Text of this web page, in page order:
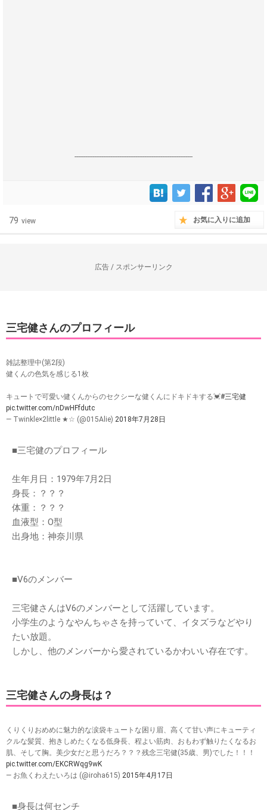
------------------------------------------------------------------
79 view お気に入りに追加
広告 / スポンサーリンク
三宅健さんのプロフィール
雑誌整理中(第2段)
健くんの色気を感じる1枚
キュートで可愛い健くんからのセクシーな健くんにドキドキする💓#三宅健
pic.twitter.com/nDwHFfdutc
— Twinkle×2little ★☆ (@015Alie) 2018年7月28日
■三宅健のプロフィール
生年月日：1979年7月2日
身長：？？？
体重：？？？
血液型：O型
出身地：神奈川県
■V6のメンバー
三宅健さんはV6のメンバーとして活躍しています。
小学生のようなやんちゃさを持っていて、イタズラなどやり
たい放題。
しかし、他のメンバーから愛されているかわいい存在です。
三宅健さんの身長は？
くりくりおめめに魅力的な涙袋キュートな困り眉、高くて甘い声にキューティ
クルな髪質、抱きしめたくなる低身長、程よい筋肉、おもわず触りたくなるお
肌、そして胸。美少女だと思うだろ？？？残念三宅健(35歳、男)でした！！！
pic.twitter.com/EKCRWqg9wK
— お魚くわえたいろは (@iroha615) 2015年4月17日
■身長は何センチ